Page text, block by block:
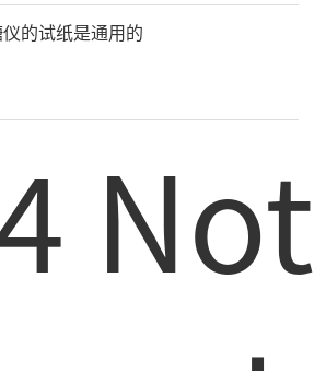
的试纸是通用的
Not